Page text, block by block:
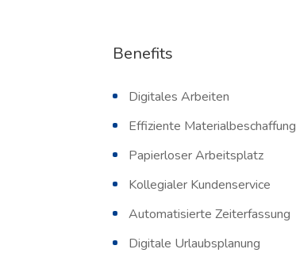
Benefits
Digitales Arbeiten
Effiziente Materialbeschaffung
Papierloser Arbeitsplatz
Kollegialer Kundenservice
Automatisierte Zeiterfassung
Digitale Urlaubsplanung